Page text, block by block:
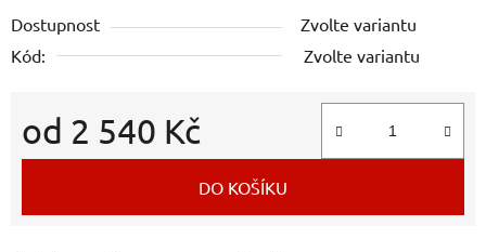
Dostupnost
Zvolte variantu
Kód:
Zvolte variantu
od 2 540 Kč
Měrná cena:
DO KOŠÍKU